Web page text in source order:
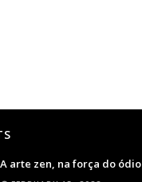
A arte zen, na força do ódio